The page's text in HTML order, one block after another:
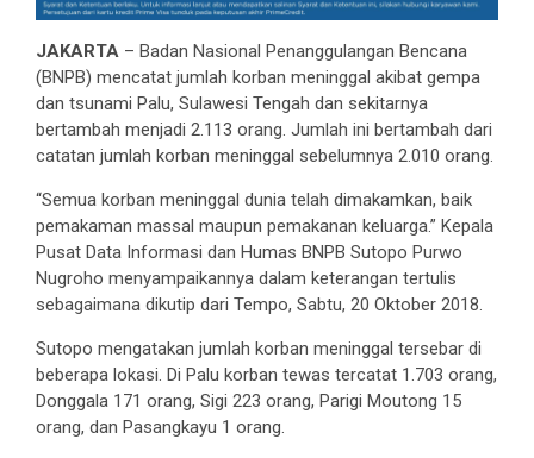
JAKARTA – Badan Nasional Penanggulangan Bencana
(BNPB) mencatat jumlah korban meninggal akibat gempa
dan tsunami Palu, Sulawesi Tengah dan sekitarnya
bertambah menjadi 2.113 orang. Jumlah ini bertambah dari
catatan jumlah korban meninggal sebelumnya 2.010 orang.
“Semua korban meninggal dunia telah dimakamkan, baik
pemakaman massal maupun pemakanan keluarga.” Kepala
Pusat Data Informasi dan Humas BNPB Sutopo Purwo
Nugroho menyampaikannya dalam keterangan tertulis
sebagaimana dikutip dari Tempo, Sabtu, 20 Oktober 2018.
Sutopo mengatakan jumlah korban meninggal tersebar di
beberapa lokasi. Di Palu korban tewas tercatat 1.703 orang,
Donggala 171 orang, Sigi 223 orang, Parigi Moutong 15
orang, dan Pasangkayu 1 orang.